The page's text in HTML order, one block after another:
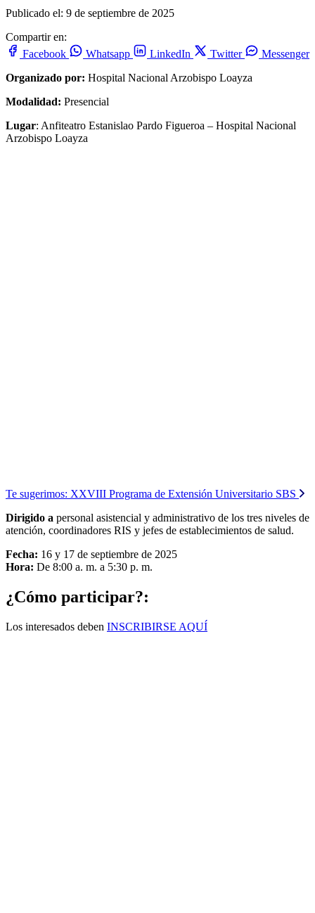
Publicado el: 9 de septiembre de 2025
Compartir en:
Facebook
Whatsapp LinkedIn Twitter
Messenger
Organizado por: Hospital Nacional Arzobispo Loayza
Modalidad: Presencial
Lugar: Anfiteatro Estanislao Pardo Figueroa – Hospital Nacional
Arzobispo Loayza
Te sugerimos: XXVIII Programa de Extensión Universitario SBS
Dirigido a personal asistencial y administrativo de los tres niveles de
atención, coordinadores RIS y jefes de establecimientos de salud.
Fecha: 16 y 17 de septiembre de 2025
Hora: De 8:00 a. m. a 5:30 p. m.
¿Cómo participar?:
Los interesados deben INSCRIBIRSE AQUÍ